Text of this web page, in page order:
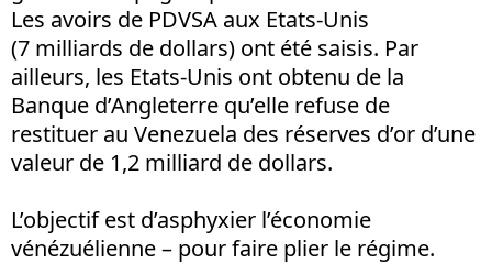
Les avoirs de PDVSA aux Etats-Unis
(7 milliards de dollars) ont été saisis. Par
ailleurs, les Etats-Unis ont obtenu de la
Banque d’Angleterre qu’elle refuse de
restituer au Venezuela des réserves d’or d’une
valeur de 1,2 milliard de dollars.
L’objectif est d’asphyxier l’économie
vénézuélienne – pour faire plier le régime.